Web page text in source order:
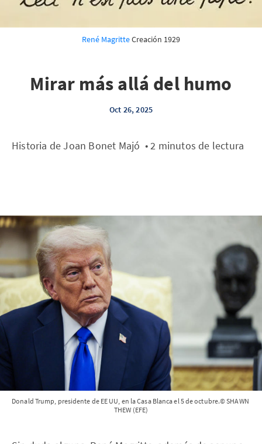
René Magritte Creación 1929
Mirar más allá del humo
Oct 26, 2025
Historia de Joan Bonet Majó • 2 minutos de lectura
Donald Trump, presidente de EE UU, en la Casa Blanca el 5 de octubre.© SHAWN
THEW (EFE)